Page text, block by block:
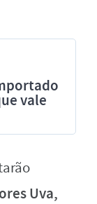
vale
Uva,